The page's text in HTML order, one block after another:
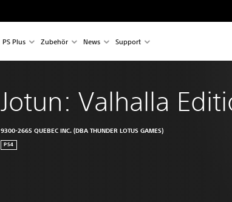
PS Plus Zubehör News Support
Jotun: Valhalla
9300-2665 QUEBEC INC. (DBA THUNDER LOTUS GAMES)
PS4